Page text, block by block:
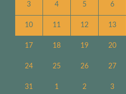
3 4 5 6
10 11 12 13
17 18 19 20
24 25 26 27
31 1 2 3